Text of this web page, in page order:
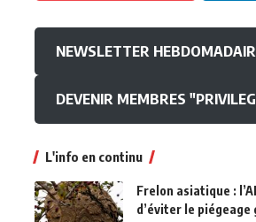
NEWSLETTER
DEVENIR MEMBRES
L'info en continu
Frelon asiatique :
d’éviter le piégeage